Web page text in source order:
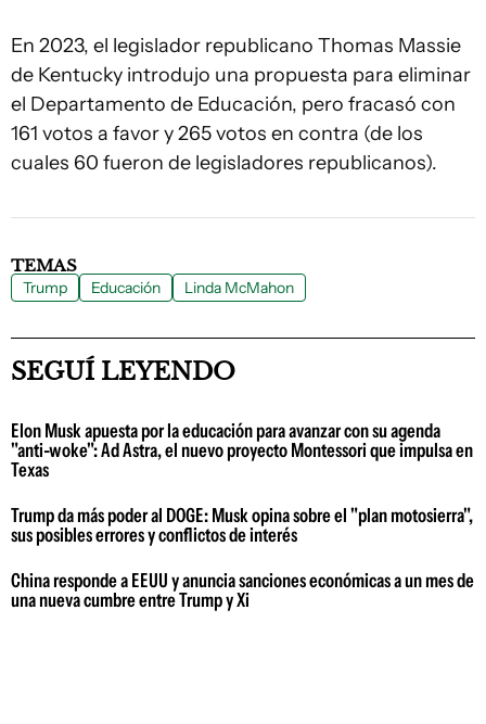
En 2023, el legislador republicano Thomas Massie
de Kentucky introdujo una propuesta para eliminar
el Departamento de Educación, pero fracasó con
161 votos a favor y 265 votos en contra (de los
cuales 60 fueron de legisladores republicanos).
TEMAS
Trump Educación Linda McMahon
SEGUÍ LEYENDO
Elon Musk apuesta por la educación para avanzar con su agenda
"anti-woke": Ad Astra, el nuevo proyecto Montessori que impulsa en
Texas
Trump da más poder al DOGE: Musk opina sobre el "plan motosierra",
sus posibles errores y conflictos de interés
China responde a EEUU y anuncia sanciones económicas a un mes de
una nueva cumbre entre Trump y Xi